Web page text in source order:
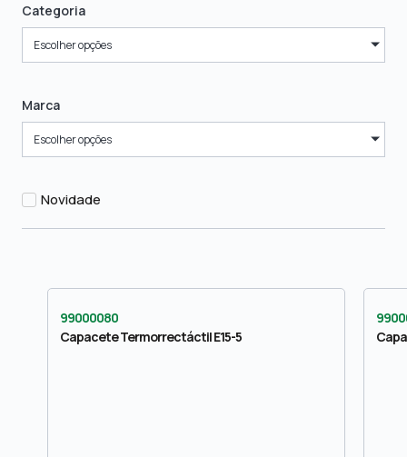
Categoria
Escolher opções
Marca
Escolher opções
Novidade
99000080
Capacete Termorrectáctil E15-5